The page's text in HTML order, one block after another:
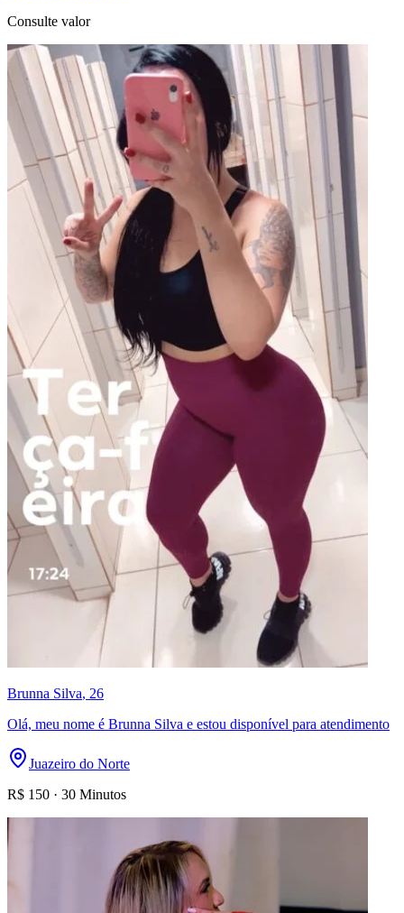
Consulte valor
Brunna Silva, 26
Olá, meu nome é Brunna Silva e estou disponível para atendimento
Juazeiro do Norte
R$ 150 · 30 Minutos